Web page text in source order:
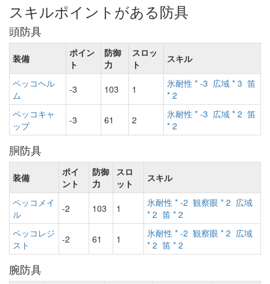
スキルポイントがある防具
頭防具
装備
ポイン
ト
防御
力
スロッ
ト
スキル
ペッコヘル
ム
-3 103 1 氷耐性 * -3 広域 * 3 笛
* 2
ペッコキャ
ップ
-3 61 2 氷耐性 * -3 広域 * 2 笛
* 2
胴防具
装備
ポイ
ント
防御
力
スロ
ット
スキル
ペッコメイ
ル
-2 103 1 氷耐性 * -2 観察眼 * 2 広域
* 2 笛 * 2
ペッコレジ
スト
-2 61 1 氷耐性 * -2 観察眼 * 2 広域
* 2 笛 * 2
腕防具